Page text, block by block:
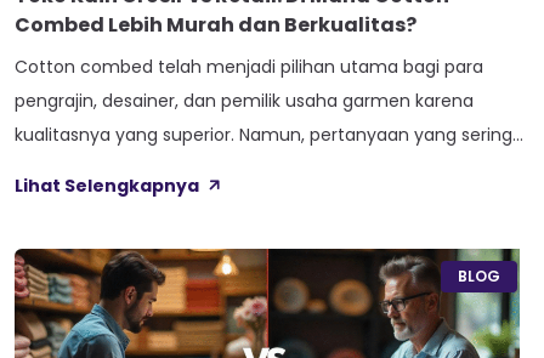
Combed Lebih Murah dan Berkualitas?
Cotton combed telah menjadi pilihan utama bagi para
pengrajin, desainer, dan pemilik usaha garmen karena
kualitasnya yang superior. Namun, pertanyaan yang sering
cotton combed – toko grosir atau retail? Artikel ini akan
tersebut untuk membantu Anda membuat keputusan yang
tepat. Apa […]
Lihat Selengkapnya
BLOG